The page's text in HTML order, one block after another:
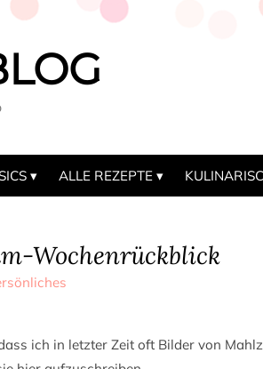
ALLE REZEPTE
Wochenrückblick
ich in letzter Zeit oft Bilder von